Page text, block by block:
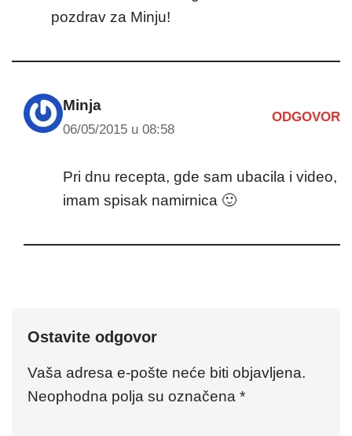
pozdrav za Minju!
Minja
06/05/2015 u 08:58
ODGOVOR
Pri dnu recepta, gde sam ubacila i video,
imam spisak namirnica 🙂
Ostavite odgovor
Vaša adresa e-pošte neće biti objavljena.
Neophodna polja su označena *